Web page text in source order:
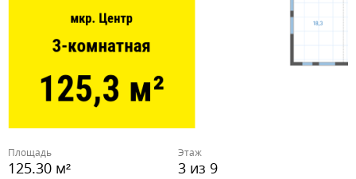
Площадь
125.30 м²
Этаж
3 из 9